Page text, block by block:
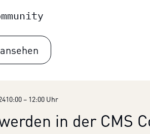
10:00 – 12:00 Uhr
in der CMS